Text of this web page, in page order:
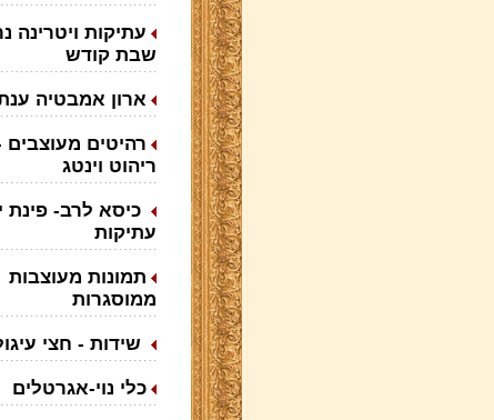
עתיקות ויטרינה
שבת קודש
ארון אמבטיה
רהיטים מעוצבים
ריהוט וינטג
כיסא לרב- פינת
עתיקות
תמונות מעוצבות
ממוסגרות
שידות - חצי
כלי נוי-אגרטלים